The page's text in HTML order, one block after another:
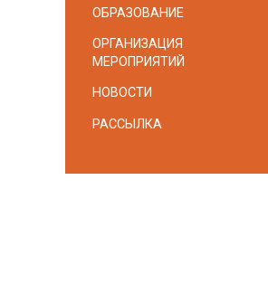
ОБРАЗОВАНИЕ
ОРГАНИЗАЦИЯ
МЕРОПРИЯТИЙ
НОВОСТИ
РАССЫЛКА